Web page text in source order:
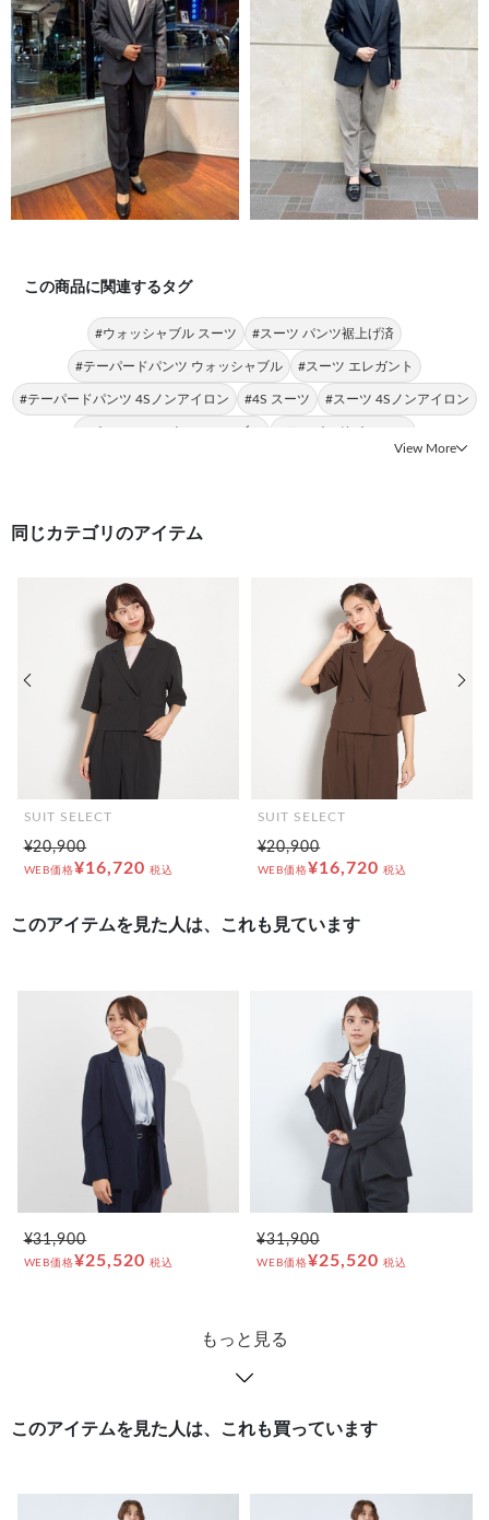
この商品に関連するタグ
#ウォッシャブル スーツ #スーツ パンツ裾上げ済
#テーパードパンツ ウォッシャブル #スーツ エレガント
#テーパードパンツ 4Sノンアイロン #4S スーツ #スーツ 4Sノンアイロン
View More
同じカテゴリのアイテム
SUIT SELECT
¥20,900
WEB価格¥16,720 税込
SUIT SELECT
¥20,900
WEB価格¥16,720 税込
前の画像
このアイテムを見た人は、これも見ています
¥31,900
WEB価格¥25,520 税込
¥31,900
WEB価格¥25,520 税込
もっと見る
このアイテムを見た人は、これも買っています